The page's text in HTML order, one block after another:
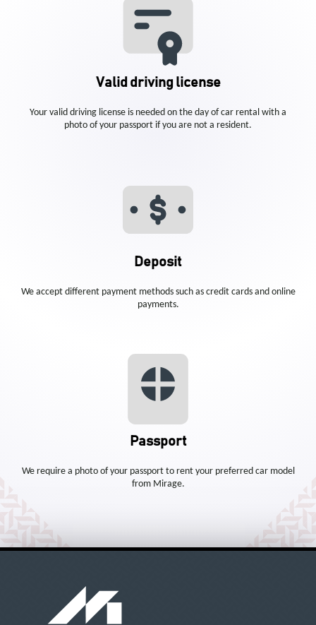
Valid driving license
Your valid driving license is needed on the day of car rental with a
photo of your passport if you are not a resident.
Deposit
We accept different payment methods such as credit cards and online
payments.
Passport
We require a photo of your passport to rent your preferred car model
from Mirage.